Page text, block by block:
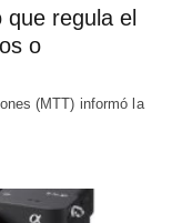
regula el
o
(MTT) informó la